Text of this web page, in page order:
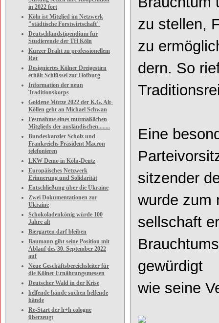
in 2022 fort
Köln ist Mitglied im Netzwerk
"städtische Forstwirtschaft"
Deutschlandstipendium für
Studierende der TH Köln
Kurzer Draht zu professionellem
Rat
Designiertes Kölner Dreigestirn
erhält Schlüssel zur Hofburg
Information der neun
Traditionskorps
Goldene Mütze 2022 der K.G. Alt-
Köllen geht an Michael Schwan
Festnahme eines mutmaßlichen
Mitglieds der ausländischen........
Bundeskanzler Scholz und
Frankreichs Präsident Macron
telefonieren
LKW Demo in Köln-Deutz
Europäisches Netzwerk
Erinnerung und Solidarität
Entschließung über die Ukraine
Zwei Dokumentationen zur
Ukraine
Schokoladenkönig würde 100
Jahre alt
Biergarten darf bleiben
Baumann gibt seine Position mit
Ablauf des 30. September 2022
auf
Neue Geschäftsbereichsleiter für
die Kölner Ernährungsmessen
Deutscher Wald in der Krise
helfende hände suchen helfende
hände
Re-Start der h+h cologne
überzeugt
zu stellen,
zu
dern. So rie
Eine
sitzender
wurde zum
sellschaft
gewürdigt
wie seine